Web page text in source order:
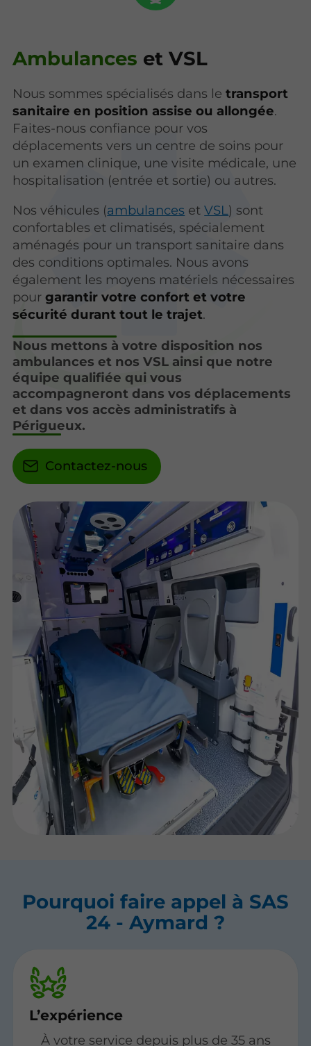
Ambulances et VSL
Nous sommes spécialisés dans letransport
sanitaire en position assise ou allongée.
Faites-nous confiance pour vos
déplacements vers un centre de soins pour
un examen clinique, une visite médicale, une
hospitalisation (entrée et sortie) ou autres.
Nos véhicules (ambulances etVSL) sont
confortables et climatisés, spécialement
aménagés pour un transport sanitaire dans
des conditions optimales. Nous avons
également les moyens matériels nécessaires
pourgarantir votre confort et votre
sécurité durant tout le trajet.
Nous mettons à votre disposition nos
ambulances et nos VSL ainsi que notre
équipe qualifiée qui vous
accompagneront dans vos déplacements
et dans vos accès administratifs à
Périgueux.
Contactez-nous
Pourquoi faire appel à SAS
24 - Aymard ?
L’expérience
À votre service depuis plus de 35 ans